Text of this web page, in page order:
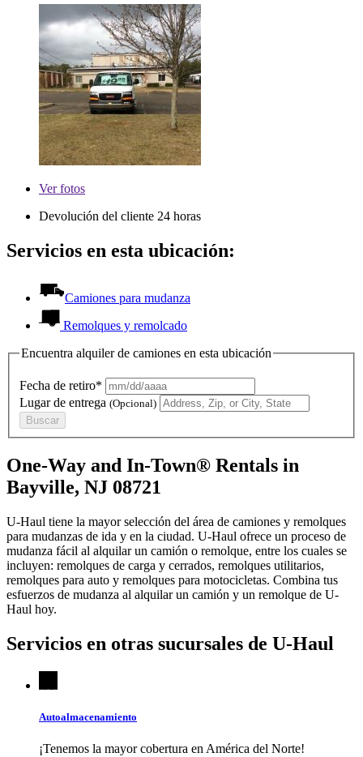
Verfotos
Devolución del cliente 24 horas
Servicios en esta ubicación:
Camiones para mudanza
Remolques y remolcado
Encuentra alquiler de camiones en esta ubicación
Fecha de retiro*
Lugar de entrega (Opcional)
Buscar
One-Way and In-Town® Rentals in
Bayville, NJ 08721
U-Haul tiene la mayor selección del área de camiones y remolques
para mudanzas de ida y en la ciudad. U-Haul ofrece un proceso de
mudanza fácil al alquilar un camión o remolque, entre los cuales se
incluyen: remolques de carga y cerrados, remolques utilitarios,
remolques para auto y remolques para motocicletas. Combina tus
esfuerzos de mudanza al alquilar un camión y un remolque de U-
Haul hoy.
Servicios en otras sucursales de U-Haul
Autoalmacenamiento
¡Tenemos la mayor cobertura en América del Norte!